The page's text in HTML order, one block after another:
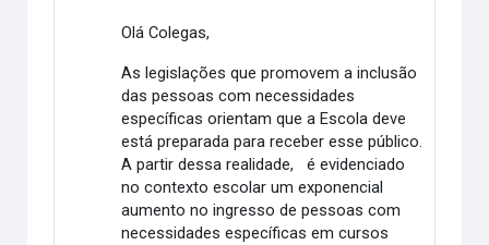
Olá Colegas,
As legislações que promovem a inclusão
das pessoas com necessidades
específicas orientam que a Escola deve
está preparada para receber esse público.
A partir dessa realidade, é evidenciado
no contexto escolar um exponencial
aumento no ingresso de pessoas com
necessidades específicas em cursos